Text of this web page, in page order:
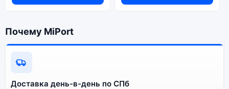
Почему MiPort
Доставка день-в-день по СПб